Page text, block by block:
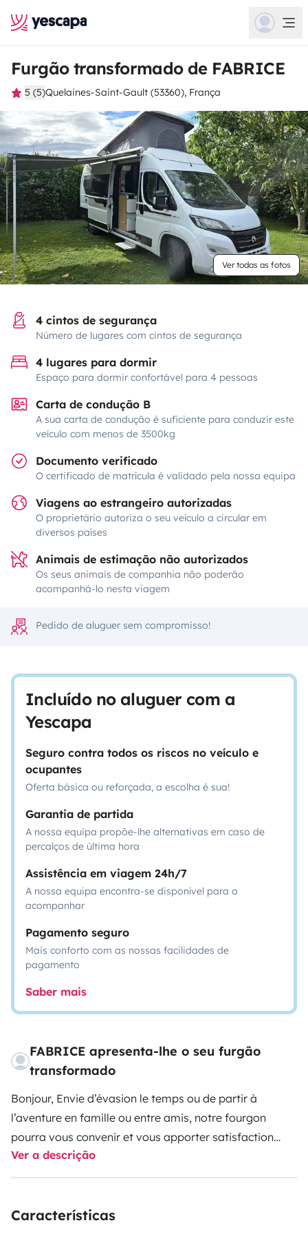
Furgão transformado de FABRICE
5 (5)Quelaines-Saint-Gault (53360), França
Ver todas as fotos
4 cintos de segurança
Número de lugares com cintos de segurança
4 lugares para dormir
Espaço para dormir confortável para 4 pessoas
Carta de condução B
A sua carta de condução é suficiente para conduzir este
veículo com menos de 3500kg
Documento verificado
O certificado de matrícula é validado pela nossa equipa
Viagens ao estrangeiro autorizadas
O proprietário autoriza o seu veículo a circular em
diversos países
Animais de estimação não autorizados
Os seus animais de companhia não poderão
acompanhá-lo nesta viagem
Pedido de aluguer sem compromisso!
Incluído no aluguer com a
Yescapa
Seguro contra todos os riscos no veículo e
ocupantes
Oferta básica ou reforçada, a escolha é sua!
Garantia de partida
A nossa equipa propõe-lhe alternativas em caso de
percalços de última hora
Assistência em viagem 24h/7
A nossa equipa encontra-se disponível para o
acompanhar
Pagamento seguro
Mais conforto com as nossas facilidades de
pagamento
Saber mais
FABRICE apresenta-lhe o seu furgão
transformado
Bonjour, Envie d’évasion le temps ou de partir à
l’aventure en famille ou entre amis, notre fourgon
pourra vous convenir et vous apporter satisfaction
dans toutes vos envies et vos découvertes à travers la
France et pourquoi pas au-delà de nos frontières. Prise
vous proposons notre fourgon hyper confortable avec
Ver a descrição
Características